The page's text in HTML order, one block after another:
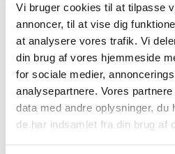
Vi bruger cookies til at tilpasse
annoncer, til at vise dig
at analysere vores trafik. Vi
din brug af vores hjemmeside
for sociale medier,
analysepartnere. Vores
data med andre oplysninger, du
de har indsamlet fra din brug af
Har du brug
Vi er her for at hjælpe dig. Du er
os, hvis du har spørgsmål
59 45
Find